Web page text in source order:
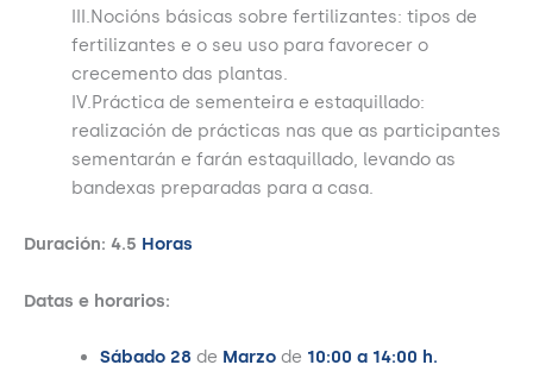
III.Nocións básicas sobre fertilizantes: tipos de
fertilizantes e o seu uso para favorecer o
crecemento das plantas.
IV.Práctica de sementeira e estaquillado:
realización de prácticas nas que as participantes
sementarán e farán estaquillado, levando as
bandexas preparadas para a casa.
Duración: 4.5 Horas
Datas e horarios:
Sábado 28 de Marzo de 10:00 a 14:00 h.